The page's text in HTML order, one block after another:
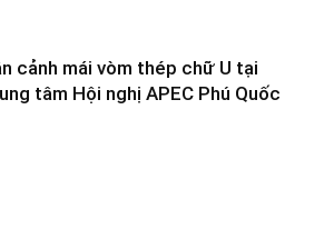
cảnh mái vòm thép chữ U tại
tâm Hội nghị APEC Phú Quốc